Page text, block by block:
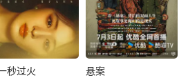
秒过火 悬案